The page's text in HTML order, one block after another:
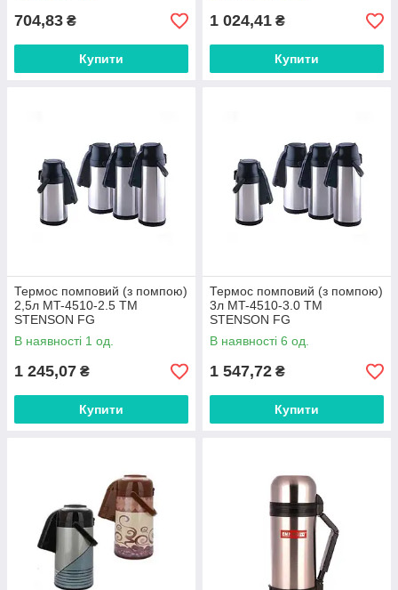
704,83 ₴
Купити
1 024,41 ₴
Купити
Термос помповий (з помпою)
2,5л MT-4510-2.5 ТМ
STENSON FG
В наявності 1 од.
1 245,07 ₴
Купити
Термос помповий (з помпою)
3л MT-4510-3.0 ТМ
STENSON FG
В наявності 6 од.
1 547,72 ₴
Купити